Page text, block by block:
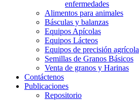
enfermedades
Alimentos para animales
Básculas y balanzas
Equipos Apícolas
Equipos Lácteos
Equipos de precisión agrícola
Semillas de Granos Básicos
Venta de granos y Harinas
Contáctenos
Publicaciones
Repositorio